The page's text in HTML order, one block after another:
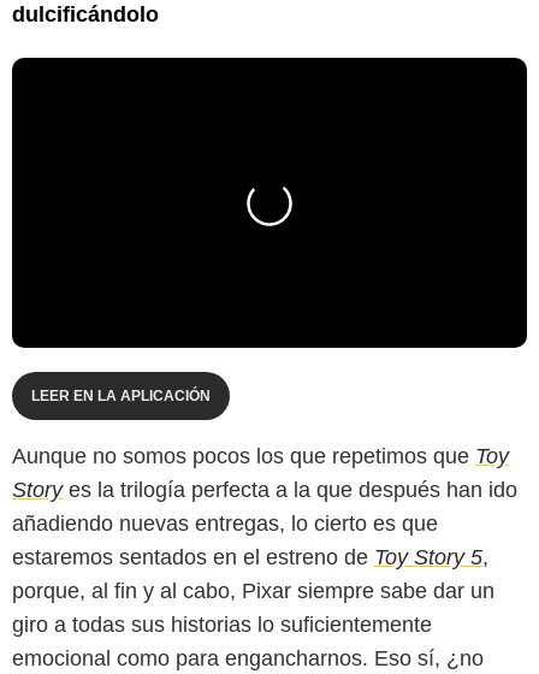
dulcificándolo
LEER EN LA APLICACIÓN
Aunque no somos pocos los que repetimos que Toy
Storyes la trilogía perfecta a la que después han ido
añadiendo nuevas entregas, lo cierto es que
estaremos sentados en el estreno de Toy Story 5,
porque, al fin y al cabo, Pixar siempre sabe dar un
giro a todas sus historias lo suficientemente
emocional como para engancharnos. Eso sí, ¿no